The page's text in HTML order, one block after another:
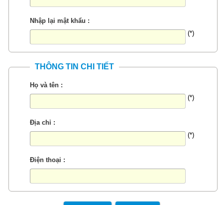
Nhập lại mật khẩu :
(*)
THÔNG TIN CHI TIẾT
Họ và tên :
(*)
Địa chỉ :
(*)
Điện thoại :